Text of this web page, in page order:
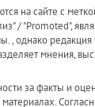
на сайте с
/ "Promoted",
, однако редакция
мнения,
за факты и